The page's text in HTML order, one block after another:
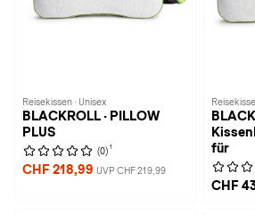
Reisekissen · Unisex
BLACKROLL · PILLOW
PLUS
(0) 1
CHF 218,99 UVP CHF 219,99
für
CHF